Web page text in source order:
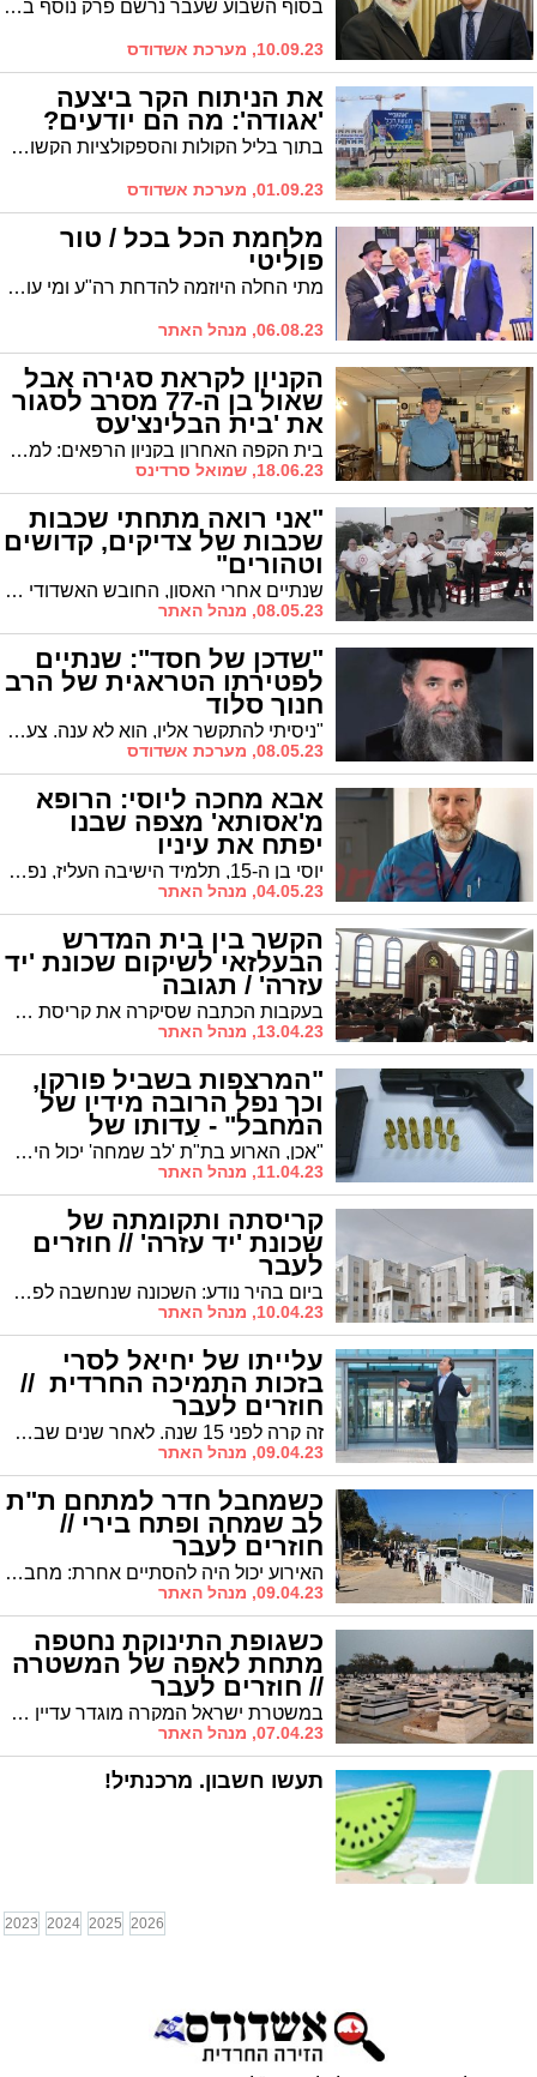
בסוף השבוע שעבר נרשם פרק נוסף בעלילה המפותלת של הבחירות לראשות העיר אשדוד עם הודעתו הדרמטית של שר השיכון ומולה ההבהרה האגודאית המקומית * עם זאת, בעיר ישנם רבים המשוכנעים שמה שקרה בבחירות הקודמות יתרחש הפעם שוב. האם גם הפעם העקשנות הבעלזאית תפתור את הפלונטר הגוראי? // ניתוח פוליטי, פרק 3
10.09.23, מערכת אשדודס
את הניתוח הקר ביצעה
'אגודה': מה הם יודעים?
בתוך בליל הקולות והספקולציות הקשורים לבחירות הקרבות לראשות העיר אשדוד, נראה שאת הניתוח הקר ביותר עשו באגו"י המקומית * מועמד ש"ס הציג תוצאה נהדרת בסקר האחרון אך מעניין יהיה לעקוב האם הסקר הבא יושפע ממכתבו הדרמטי של רבי יקותיאל אבוחצירא ומסשן ביקורי לסרי במחיצת שני חברי המועצת // ניתוח בחירות – טור מס' 2
01.09.23, מערכת אשדודס
מלחמת הכל בכל / טור
פוליטי
מתי החלה היוזמה להדחת רה"ע ומי עומד מאחוריה? | מי יהיה זה שירוויח בסופו של דבר מהפיצול בקול החרדי? | ואיך הפכה בני ברק למגרש הפוליטי של אשדוד? | ניתוח פוליטי מס' 1
06.08.23, מנהל האתר
הקניון לקראת סגירה אבל
שאול בן ה-77 מסרב לסגור
את 'בית הבלינצ'עס
ההונגרי' הוותיק בית הקפה האחרון בקניון הרפאים: למרות שקניון לב אשדוד אמור להיסגר בעוד כשבועיים, שאול דזאנשווילי בן ה-77 מסרב לעזוב גם ברגע האחרון. הוא עדין ממתין ב'בלינצ׳ס קפה' שהיה מפעל חייו שיבואו לקוחות וכל אחד שמגיע מתקבל בחום ואהבה גדולה
18.06.23, שמואל סרדינס
"אני רואה מתחתי שכבות
שכבות של צדיקים, קדושים
וטהורים"
שנתיים אחרי האסון, החובש האשדודי חיים אליעזר פונפדר, שנקלע ל'דבוקת המוות' במירון לפני שנתיים, חוזר במונולוג מיוחד לרגעי הזוועה * מגזין ל"ג בעומר
08.05.23, מנהל האתר
"שדכן של חסד": שנתיים
לפטירתו הטראגית של הרב
חנוך סלוד
"ניסיתי להתקשר אליו, הוא לא ענה. צעקו 'שמע ישראל'. אמרו וידוי. חשבתי שזו הצגה. בבוקר בנו זיהה אותו באבו כביר" * שנתיים לאסון הנורא על הר מירון בו נספה יחד עם מ"ה הטהורים איש חסידות גור ותושב אשדוד, הקדוש הרב חנוך סלוד
08.05.23, מערכת אשדודס
אבא מחכה ליוסי: הרופא
מ'אסותא' מצפה שבנו
יפתח את עיניו
יוסי בן ה-15, תלמיד הישיבה העליז, נפצע באירוע הנוראי במירון לפני שנתיים, ומאז הוא משותק בכל גופו * אביו, ד"ר יחיאל רייט מבית החולים 'אסותא אשדוד', מחכה מאז לרגע שבו יפקח את עיניו והוא יחזור לחייך ולשמוח * עם זאת הוא אומר "על יוסי נגזר שיפצע, ואני מודה לה' שזה קרה במירון, ליד רבי שמעון. זה יכול היה לקרות הרי בכל מקום אחר"
04.05.23, מנהל האתר
הקשר בין בית המדרש
הבעלזאי לשיקום שכונת 'יד
עזרה' / תגובה
בעקבות הכתבה שסיקרה את קריסת שכונת יד עזרה, שולח לנו הרב י' גולדמן סיפור מעניין: מה אמר הרב גרוס בעת שהושלם בית המדרש של בעלזא ברובע ג'
13.04.23, מנהל האתר
"המרצפות בשביל פורקו,
וכך נפל הרובה מידיו של
המחבל" - עדותו של
המאבטח ל'אשדודס' "אכן, הארוע בת"ת 'לב שמחה' יכול היה להסתיים אחרת לחלוטין", כותב לנו בעקבות הפרסום, מי שהיה אז המאבטח בת"ת, אילן טלקר, שמספר כי "יממה קודם לכן פורקו המרצפות בשביל, וכך נפל לו הנשק תוך כדי ריצה" * מרתק
11.04.23, מנהל האתר
קריסתה ותקומתה של
שכונת 'יד עזרה' // חוזרים
לעבר
ביום בהיר נודע: השכונה שנחשבה לפסגת ההתיישבות החרדית בעיר – קרסה, והרוכשים המבוהלים הסתערו על השלדים ופרצו אל הדירות * אך הסוף דווקא היה טוב // "חוזרים לעבר", פרוייקט מיוחד לחוה"מ פסח תשפ"ג * פרק 4
10.04.23, מנהל האתר
עלייתו של יחיאל לסרי
בזכות התמיכה החרדית //
חוזרים לעבר
זה קרה לפני 15 שנה. לאחר שנים שבהן שלט בעיר אינג' צבי צילקר ז"ל, ראש העיר לסרי הדיח את ראש העיר הוותיק וכבש את מקומו * הדבר התרחש בזכות תמיכתו של הציבור החרדי, ומאז לסרי והחרדים צועדים יד ביד // "חוזרים לעבר", פרויקט מיוחד לחוהמ"פ תשפ"ג – פרק 3
09.04.23, מנהל האתר
כשמחבל חדר למתחם ת"ת
לב שמחה ופתח בירי //
חוזרים לעבר
האירוע יכול היה להסתיים אחרת: מחבל חמוש חדר לשמחת בר מצווה שנערכה באולם 'נרקיס' שבת"ת 'לב שמחה' ברובע ג' * המחבל החל לירות לכל עבר אך רק בנס מעצור בנשק מנע ממנו מלבצע טבח המוני // פרויקט מיוחד לרגל חוהמ"פ תשפ"ג – פרק 2
09.04.23, מנהל האתר
כשגופת התינוקת נחטפה
מתחת לאפה של המשטרה
// חוזרים לעבר
במשטרת ישראל המקרה מוגדר עדיין כ'תעלומה' אך הוא הסעיר את הפיקוד הבכיר במשך שנים, כשמפקד התחנה אף סיים בעקבות המקרה את תפקודו בעיר * חוזרים אל העבר // פרשיות אשדודיות – פרוייקט מיוחד לימי חול המועד פסח
07.04.23, מנהל האתר
תעשו חשבון. מרכנתיל!
2023 2024 2025 2026